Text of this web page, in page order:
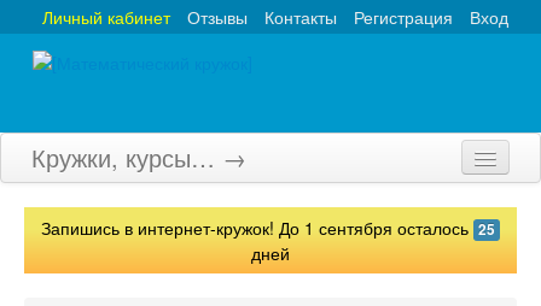
Вход
Регистрация
Контакты
Отзывы
Личный кабинет
Кружки, курсы… →
Главная
Запишись в интернет-кружок! До 1 сентября осталось 25
дней